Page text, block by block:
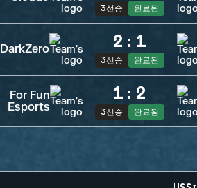
3선승 완료됨
DarkZero 2 : 1
3선승 완료됨
For Fun
Esports
1 : 2
3선승 완료됨